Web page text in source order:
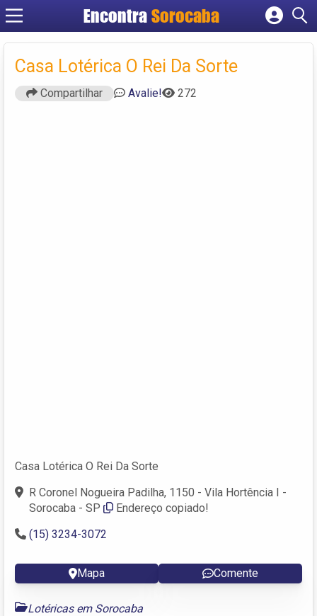
EncontraSorocaba
Cadastrar empresa
Criar conta
Casa Lotérica O Rei Da Sorte
Compartilhar Avalie! 272
Casa Lotérica O Rei Da Sorte
R Coronel Nogueira Padilha, 1150 - Vila Hortência I -
Sorocaba - SP
Endereço copiado!
(15) 3234-3072
Mapa Comente
Lotéricas em Sorocaba